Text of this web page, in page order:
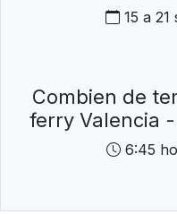
15 a 21
Combien de
ferry Valencia
6:45